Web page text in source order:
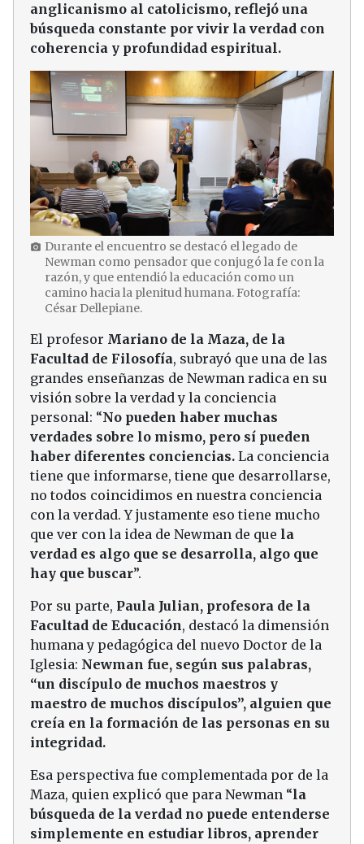
anglicanismo al catolicismo, reflejó una
búsqueda constante por vivir la verdad con
coherencia y profundidad espiritual.
photo_camera Durante el encuentro se destacó el legado de
Newman como pensador que conjugó la fe con la
razón, y que entendió la educación como un
camino hacia la plenitud humana. Fotografía:
César Dellepiane.
El profesor Mariano de la Maza, de la
Facultad de Filosofía, subrayó que una de las
grandes enseñanzas de Newman radica en su
visión sobre la verdad y la conciencia
personal: “No pueden haber muchas
verdades sobre lo mismo, pero sí pueden
haber diferentes conciencias. La conciencia
tiene que informarse, tiene que desarrollarse,
no todos coincidimos en nuestra conciencia
con la verdad. Y justamente eso tiene mucho
que ver con la idea de Newman de que la
verdad es algo que se desarrolla, algo que
hay que buscar”.
Por su parte, Paula Julian, profesora de la
Facultad de Educación, destacó la dimensión
humana y pedagógica del nuevo Doctor de la
Iglesia: Newman fue, según sus palabras,
“un discípulo de muchos maestros y
maestro de muchos discípulos”, alguien que
creía en la formación de las personas en su
integridad.
Esa perspectiva fue complementada por de la
Maza, quien explicó que para Newman “la
búsqueda de la verdad no puede entenderse
simplemente en estudiar libros, aprender